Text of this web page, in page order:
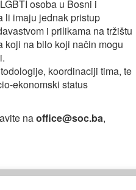
osoba u Bosni i
li imaju jednak pristup
i prilikama na tržištu
koji na bilo koji način mogu
koordinaciji tima, te
ekonomski status
naoffice@soc.ba,